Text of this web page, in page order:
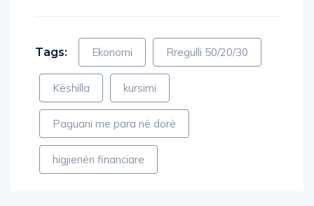
Tags: Ekonomi Rregulli 50/20/30
Këshilla kursimi
Paguani me para në dorë
higjienën financiare